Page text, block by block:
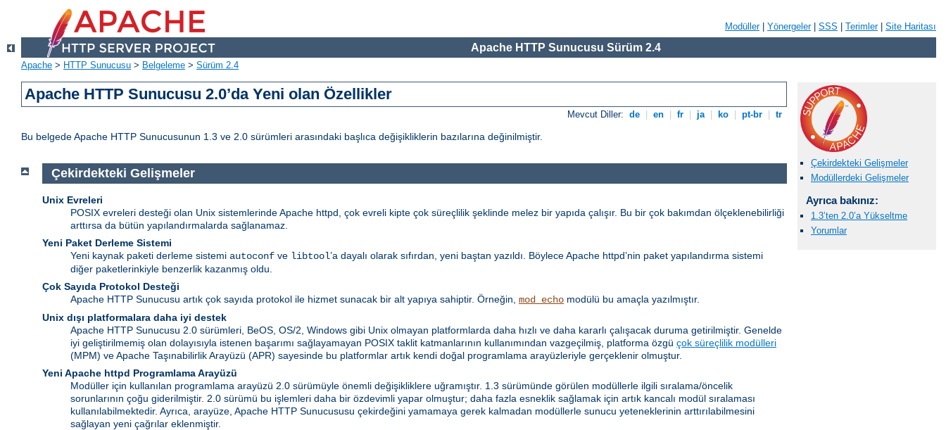
Modüller| Yönergeler| SSS Terimler| Site Haritası
Apache HTTP Sunucusu Sürüm 2.4
Apache > HTTP Sunucusu > Belgeleme > Sürüm 2.4
Apache HTTP Sunucusu 2.0’da Yeni olan Özellikler
Mevcut Diller: de en fr ja ko pt-br tr
Bu belgede Apache HTTP Sunucusunun 1.3 ve 2.0 sürümleri arasındaki başlıca değişikliklerin bazılarına değinilmiştir.
Çekirdekteki Gelişmeler
Modüllerdeki Gelişmeler
Ayrıca bakınız:
1.3’ten 2.0’a Yükseltme
Yorumlar
Çekirdekteki Gelişmeler
Unix Evreleri
POSIX evreleri desteği olan Unix sistemlerinde Apache httpd, çok evreli kipte çok süreçlilik şeklinde melez bir yapıda çalışır. Bu bir çok bakımdan ölçeklenebilirliği
arttırsa da bütün yapılandırmalarda sağlanamaz.
Yeni Paket Derleme Sistemi
Yeni kaynak paketi derleme sistemi autoconf ve libtool’a dayalı olarak sıfırdan, yeni baştan yazıldı. Böylece Apache httpd’nin paket yapılandırma sistemi
diğer paketlerinkiyle benzerlik kazanmış oldu.
Çok Sayıda Protokol Desteği
Apache HTTP Sunucusu artık çok sayıda protokol ile hizmet sunacak bir alt yapıya sahiptir. Örneğin, mod_echo modülü bu amaçla yazılmıştır.
Unix dışı platformalara daha iyi destek
Apache HTTP Sunucusu 2.0 sürümleri, BeOS, OS/2, Windows gibi Unix olmayan platformlarda daha hızlı ve daha kararlı çalışacak duruma getirilmiştir. Genelde
iyi geliştirilmemiş olan dolayısıyla istenen başarımı sağlayamayan POSIX taklit katmanlarının kullanımından vazgeçilmiş, platforma özgü çok süreçlilik modülleri
(MPM) ve Apache Taşınabilirlik Arayüzü (APR) sayesinde bu platformlar artık kendi doğal programlama arayüzleriyle gerçeklenir olmuştur.
Yeni Apache httpd Programlama Arayüzü
Modüller için kullanılan programlama arayüzü 2.0 sürümüyle önemli değişikliklere uğramıştır. 1.3 sürümünde görülen modüllerle ilgili sıralama/öncelik
sorunlarının çoğu giderilmiştir. 2.0 sürümü bu işlemleri daha bir özdevimli yapar olmuştur; daha fazla esneklik sağlamak için artık kancalı modül sıralaması
kullanılabilmektedir. Ayrıca, arayüze, Apache HTTP Sunucususu çekirdeğini yamamaya gerek kalmadan modüllerle sunucu yeteneklerinin arttırılabilmesini
sağlayan yeni çağrılar eklenmiştir.